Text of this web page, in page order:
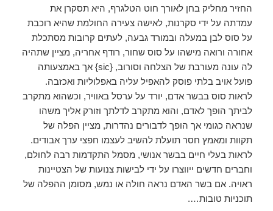
החזיר מחליק בחן לאורך חוט הטלגרף, היא תסקרן את
עמדתה על ידי סקרנות, לאישה צעירה החולמת שהיא רוכבת
על סוס לבן במעלה ובמורד גבעה, לעתים קרובות מסתכלת
אחורה ורואה מישהו על סוס שחור, רודף אחריה, מציין שתהיה
לה עונה מעורבת של הצלחה וסורוב, {sic} אך באמצעותה
פועל אויב בלתי פוסק להאפיל עליה באפלוליות ואכזבה.
לראות סוס בבשר אדם, יורד על ערסל באוויר, וכשהוא מתקרב
לביתך הופך לאדם, והוא מתקרב לדלתך וזורק אליך משהו
שנראה כגומי אך הופך לדבורים נהדרות, מציין הפלה של
תקוות ומאמץ חסר תועלת להשיב לעצמו חפצי ערך אבודים.
לראות בעלי חיים בבשר אנושי, מסמל התקדמות רבה לחולם,
וחברים חדשים ייווצרו על ידי לבישות צנועות של הצטיינות
ראויה. אם בשר האדם נראה חולה או נמש, מסומן ההפלה של
תוכניות טובות….